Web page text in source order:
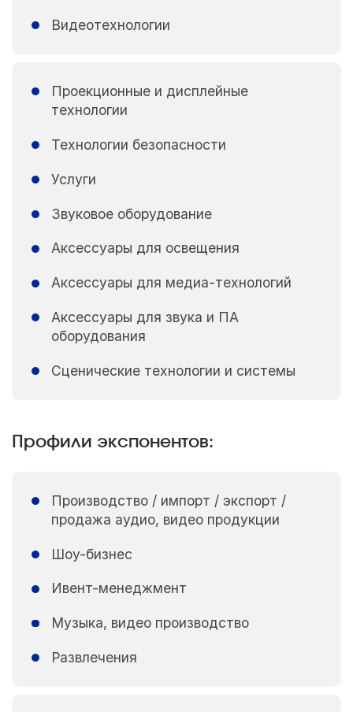
Видеотехнологии
Проекционные и дисплейные
технологии
Технологии безопасности
Услуги
Звуковое оборудование
Аксессуары для освещения
Аксессуары для медиа-технологий
Аксессуары для звука и ПА
оборудования
Сценические технологии и системы
Профили экспонентов:
Производство / импорт / экспорт /
продажа аудио, видео продукции
Шоу-бизнес
Ивент-менеджмент
Музыка, видео производство
Развлечения